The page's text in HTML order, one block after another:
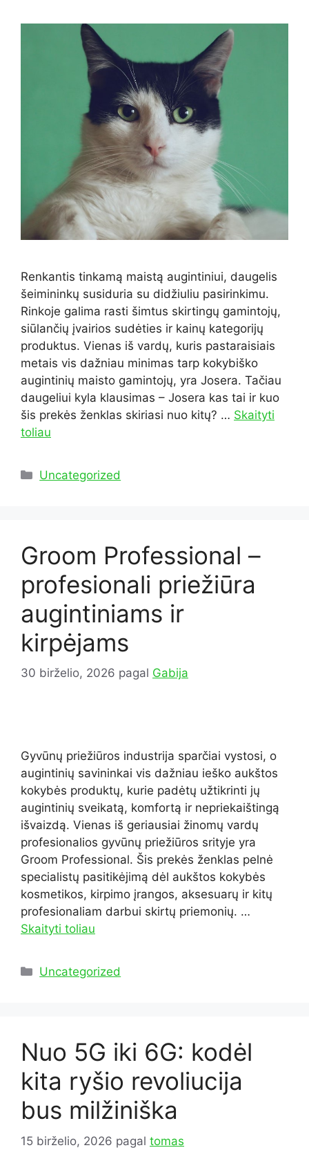
Renkantis tinkamą maistą augintiniui, daugelis
šeimininkų susiduria su didžiuliu pasirinkimu.
Rinkoje galima rasti šimtus skirtingų gamintojų,
siūlančių įvairios sudėties ir kainų kategorijų
produktus. Vienas iš vardų, kuris pastaraisiais
metais vis dažniau minimas tarp kokybiško
augintinių maisto gamintojų, yra Josera. Tačiau
daugeliui kyla klausimas – Josera kas tai ir kuo
šis prekės ženklas skiriasi nuo kitų? … Skaityti
toliau
Kategorijos
Uncategorized
Groom Professional –
profesionali priežiūra
augintiniams ir
kirpėjams
30 birželio, 2026 pagal Gabija
Gyvūnų priežiūros industrija sparčiai vystosi, o
augintinių savininkai vis dažniau ieško aukštos
kokybės produktų, kurie padėtų užtikrinti jų
augintinių sveikatą, komfortą ir nepriekaištingą
išvaizdą. Vienas iš geriausiai žinomų vardų
profesionalios gyvūnų priežiūros srityje yra
Groom Professional. Šis prekės ženklas pelnė
specialistų pasitikėjimą dėl aukštos kokybės
kosmetikos, kirpimo įrangos, aksesuarų ir kitų
profesionaliam darbui skirtų priemonių. …
Skaityti toliau
Kategorijos
Uncategorized
Nuo 5G iki 6G: kodėl
kita ryšio revoliucija
bus milžiniška
15 birželio, 2026 pagal tomas